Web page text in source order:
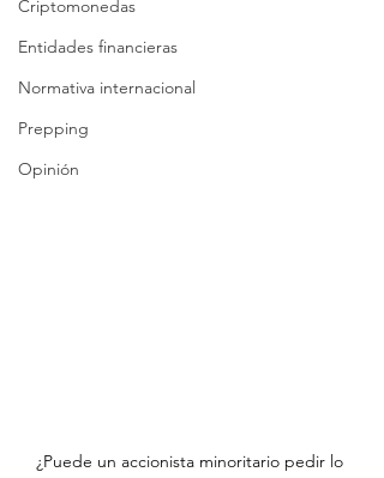
Criptomonedas
Entidades financieras
Normativa internacional
Prepping
Opinión
¿Puede un accionista minoritario pedir lo